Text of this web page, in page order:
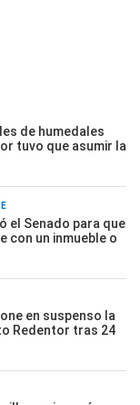
de humedales
tuvo que asumir la
el Senado para que
con un inmueble o
en suspenso la
Redentor tras 24